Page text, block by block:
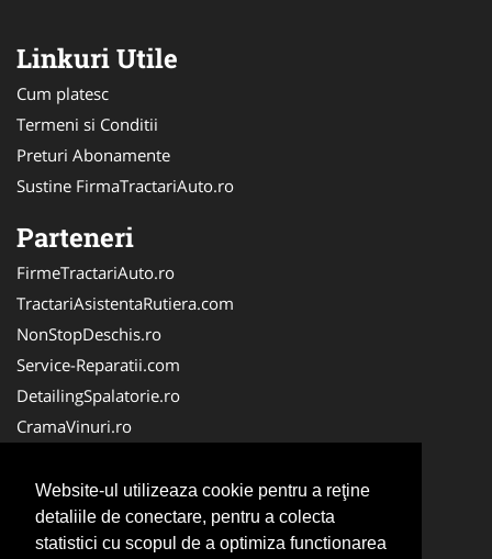
Website-ul utilizeaza cookie pentru a reţine
detaliile de conectare, pentru a colecta
statistici cu scopul de a optimiza functionarea
Linkuri Utile
Cum platesc
Termeni si Conditii
Preturi Abonamente
Sustine FirmaTractariAuto.ro
Parteneri
FirmeTractariAuto.ro
TractariAsistentaRutiera.com
NonStopDeschis.ro
Service-Reparatii.com
DetailingSpalatorie.ro
CramaVinuri.ro
FirmaPieseAuto.ro
Anvelope-Sh.com
CentruInchirieri.ro